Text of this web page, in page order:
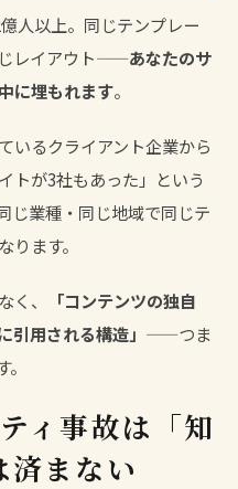
人以上。同じテンプレー
じレイアウト——あなたのサ
に埋もれます。
いるクライアント企業から
トが3社もあった」という
じ業種・同じ地域で同じテ
ます。
、
「コンテンツの独自
用される構造」 ——つま
ィ事故は「知
済まない